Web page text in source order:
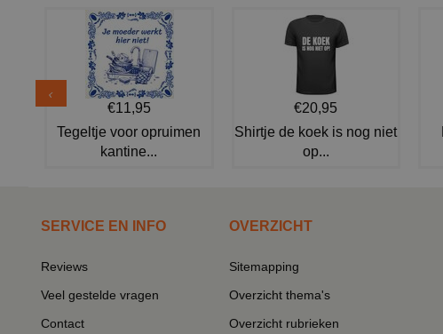
€11,95
Tegeltje voor opruimen
kantine...
€20,95
Shirtje de koek is nog niet
op...
SERVICE EN INFO
Reviews
Veel gestelde vragen
Contact
OVERZICHT
Sitemapping
Overzicht thema's
Overzicht rubrieken